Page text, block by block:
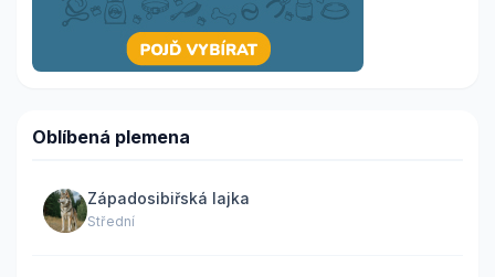
Oblíbená plemena
Západosibiřská lajka
Střední